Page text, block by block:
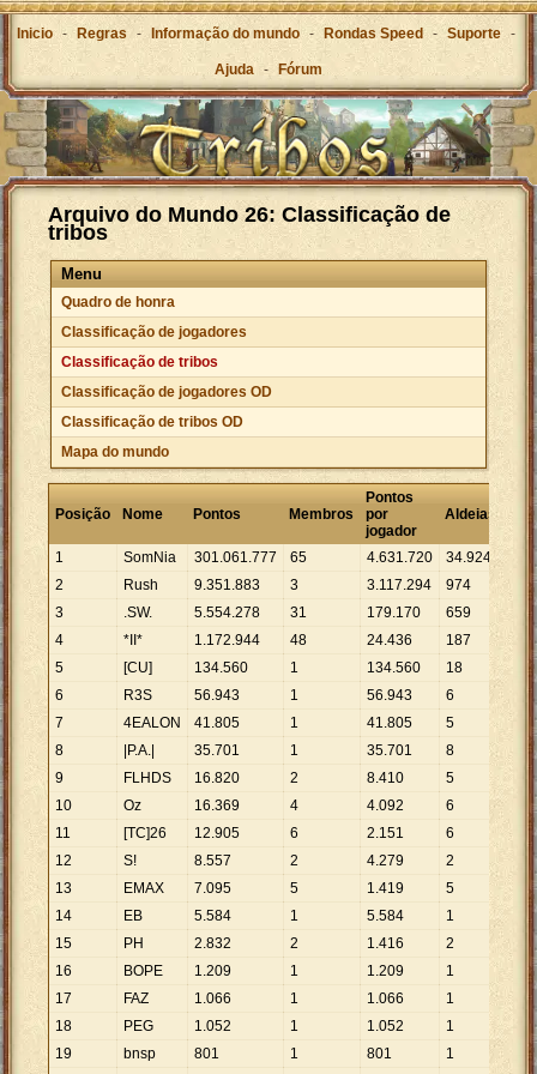
Inicio - Regras - Informação do mundo - Rondas Speed - Suporte -
Ajuda - Fórum
Arquivo do Mundo 26: Classificação de
tribos
Menu
Quadro de honra
Classificação de jogadores
Classificação de tribos
Classificação de jogadores OD
Classificação de tribos OD
Mapa do mundo
Posição Nome Pontos Membros
Pontos
por
jogador
Aldeias
por
1
SomNia 301.061.777 65 4.631.720 34.924
2
Rush 9.351.883 3 3.117.294 974
3
.SW. 5.554.278 31 179.170 659
4
*II* 1.172.944 48 24.436 187
5
[CU] 134.560 1 134.560 18
6
R3S 56.943 1 56.943 6
7
4EALON 41.805 1 41.805 5
8
|P.A.| 35.701 1 35.701 8
9
FLHDS 16.820 2 8.410 5
10
Oz 16.369 4 4.092 6
11
[TC]26 12.905 6 2.151 6 2
12
S! 8.557 2 4.279 2
13
EMAX 7.095 5 1.419 5
14
EB 5.584 1 5.584 1
15
PH 2.832 2 1.416 2
16
BOPE 1.209 1 1.209 1
17
FAZ 1.066 1 1.066 1
18
PEG 1.052 1 1.052 1
19
bnsp 801 1 801 1
801